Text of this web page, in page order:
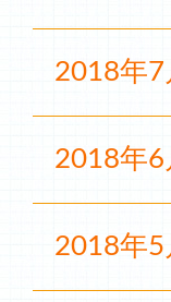
2018年7
2018年6
2018年5